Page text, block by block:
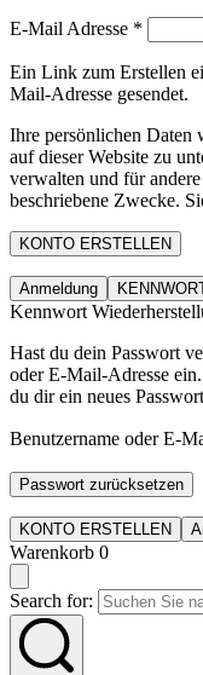
E-Mail Adresse *
Ein Link zum Erstellen
Mail-Adresse gesendet.
Ihre persönlichen Daten
auf dieser Website zu
verwalten und für
beschriebene Zwecke.
KONTO ERSTELLEN
Anmeldung
Kennwort
Hast du dein Passwort
oder E-Mail-Adresse
du dir ein neues
Benutzername oder E-
Passwort zurücksetzen
KONTO ERSTELLEN
Warenkorb 0
Search for: